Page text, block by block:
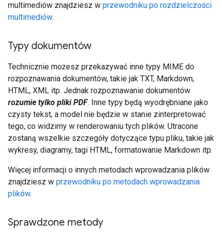
multimediów znajdziesz w przewodniku po rozdzielczości
multimediów.
Typy dokumentów
Technicznie możesz przekazywać inne typy MIME do
rozpoznawania dokumentów, takie jak TXT, Markdown,
HTML, XML itp. Jednak rozpoznawanie dokumentów
rozumie tylko pliki PDF. Inne typy będą wyodrębniane jako
czysty tekst, a model nie będzie w stanie zinterpretować
tego, co widzimy w renderowaniu tych plików. Utracone
zostaną wszelkie szczegóły dotyczące typu pliku, takie jak
wykresy, diagramy, tagi HTML, formatowanie Markdown itp.
Więcej informacji o innych metodach wprowadzania plików
znajdziesz w przewodniku po metodach wprowadzania
plików.
Sprawdzone metody